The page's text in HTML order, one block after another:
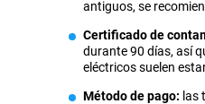
antiguos, se
Certificado de
durante 90 días, así
eléctricos suelen
Método de pago: las